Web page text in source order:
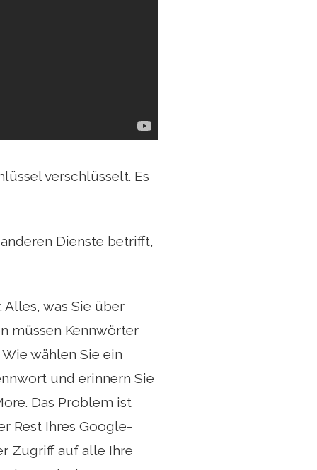
verschlüsselt. Es
Dienste betrifft,
was Sie über
müssen Kennwörter
wählen Sie ein
und erinnern Sie
Das Problem ist
Rest Ihres Google-
Zugriff auf alle Ihre